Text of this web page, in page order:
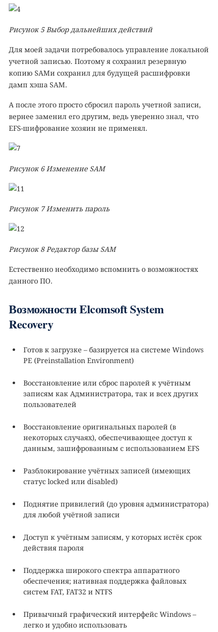
Рисунок 5Выбор дальнейших действий
Для моей задачи потребовалось управление локальной
учетной записью. Поэтому я сохранил резервную
копию SAMи сохранил для будущей расшифровки
дамп хэша SAM.
А после этого просто сбросил пароль учетной записи,
вернее заменил его другим, ведь уверенно знал, что
EFS-шифрование хозяин не применял.
Рисунок 6Изменение SAM
Рисунок 7Изменить пароль
Рисунок 8Редактор базы SAM
Естественно необходимо вспомнить о возможностях
данного ПО.
Возможности Elcomsoft System
Recovery
Готов к загрузке – базируется на системе Windows
PE (Preinstallation Environment)
Восстановление или сброс паролей к учётным
записям как Администратора, так и всех других
пользователей
Восстановление оригинальных паролей (в
некоторых случаях), обеспечивающее доступ к
данным, зашифрованным с использованием EFS
Разблокирование учётных записей (имеющих
статус locked или disabled)
Поднятие привилегий (до уровня администратора)
для любой учётной записи
Доступ к учётным записям, у которых истёк срок
действия пароля
Поддержка широкого спектра аппаратного
обеспечения; нативная поддержка файловых
систем FAT, FAT32 и NTFS
Привычный графический интерфейс Windows –
легко и удобно использовать